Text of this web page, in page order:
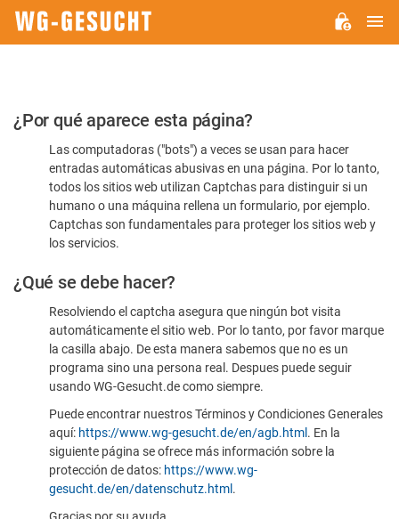
Por
favor,
confirme
humano
¿Por qué aparece esta página?
Las computadoras ("bots") a veces se usan para hacer
entradas automáticas abusivas en una página. Por lo tanto,
todos los sitios web utilizan Captchas para distinguir si un
humano o una máquina rellena un formulario, por ejemplo.
Captchas son fundamentales para proteger los sitios web y
los servicios.
¿Qué se debe hacer?
Resolviendo el captcha asegura que ningún bot visita
automáticamente el sitio web. Por lo tanto, por favor marque
la casilla abajo. De esta manera sabemos que no es un
programa sino una persona real. Despues puede seguir
usando WG-Gesucht.de como siempre.
Puede encontrar nuestros Términos y Condiciones Generales
aquí: https://www.wg-gesucht.de/en/agb.html . En la
siguiente página se ofrece más información sobre la
protección de datos: https://www.wg-
gesucht.de/en/datenschutz.html .